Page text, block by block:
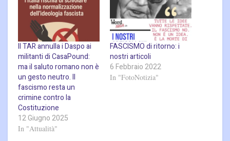
Il TAR annulla i Daspo ai
militanti di CasaPound:
ma il saluto romano non è
un gesto neutro. Il
fascismo resta un
crimine contro la
Costituzione
12 Giugno 2025
In "Attualità"
FASCISMO di ritorno: i
nostri articoli
6 Febbraio 2022
In "FotoNotizia"